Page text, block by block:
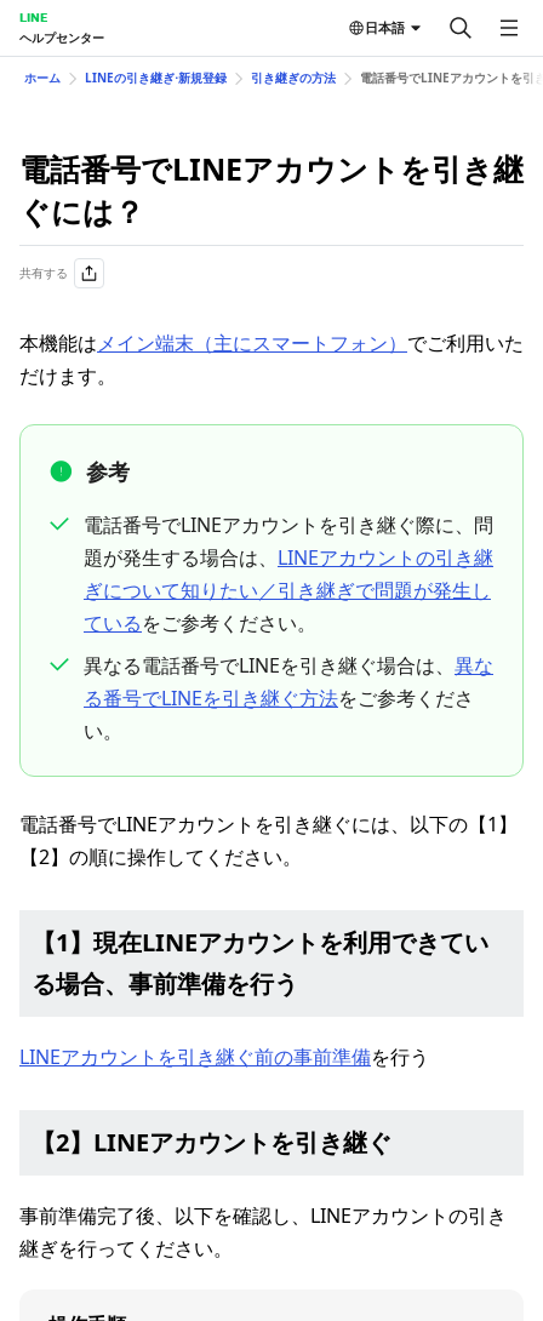
LINE
ヘルプセンター
日本語
ホーム LINEの引き継ぎ⋅新規登録 引き継ぎの方法 電話番号でLINEアカウントを引
電話番号でLINEアカウントを引き継
ぐには？
共有する
本機能はメイン端末（主にスマートフォン） でご利用いた
だけます。
参考
電話番号でLINEアカウントを引き継ぐ際に、問
題が発生する場合は、 LINEアカウントの引き継
ぎについて知りたい／引き継ぎで問題が発生し
ているをご参考ください。
異なる電話番号でLINEを引き継ぐ場合は、 異な
る番号でLINEを引き継ぐ方法をご参考くださ
い。
電話番号でLINEアカウントを引き継ぐには、以下の【1】
【2】の順に操作してください。
【1】現在LINEアカウントを利用できてい
る場合、事前準備を行う
LINEアカウントを引き継ぐ前の事前準備を行う
【2】LINEアカウントを引き継ぐ
事前準備完了後、以下を確認し、LINEアカウントの引き
継ぎを行ってください。